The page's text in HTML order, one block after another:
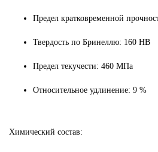
Предел кратковременной
Твердость по Бринеллю: 160 HB
Предел текучести: 460 МПа
Относительное удлинение: 9 %
Химический состав: